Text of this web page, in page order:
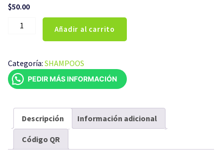
$50.00
SHAMPOO
LITRO
cantidad
Añadir al carrito
Categoría: SHAMPOOS
PEDIR MÁS INFORMACIÓN
Descripción Información adicional
Código QR